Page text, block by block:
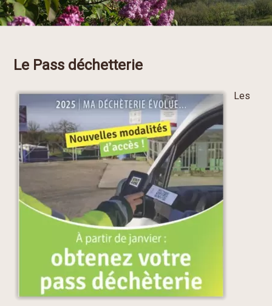
Le Pass déchetterie
Les